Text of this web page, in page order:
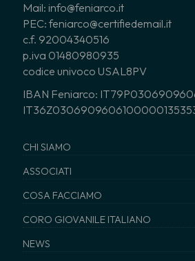
Mail: info@feniarco.it
PEC: feniarco@certifiedemail.it
c.f. 92004340516
p.iva 01480980935
codice univoco USAL8PV
IBAN Feniarco:
CHI SIAMO
ASSOCIATI
COSA FACCIAMO
CORO GIOVANILE ITALIANO
NEWS